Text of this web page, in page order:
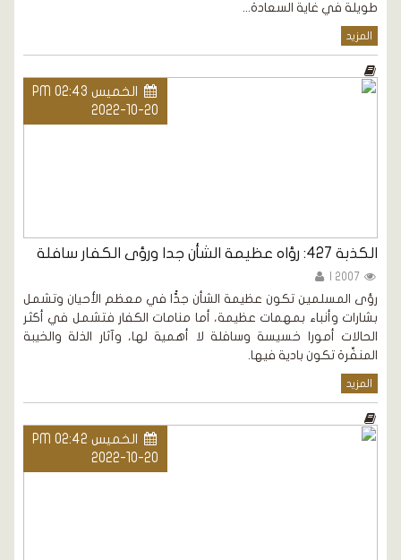
طويلة في غاية السعادة...
المزيد
الخميس PM 02:43
2022-10-20
الكذبة 427: رؤاه عظيمة الشأن جدا ورؤى الكفار سافلة
رؤى المسلمين تكون عظيمة الشأن جدًّا في معظم الأحيان وتشمل
بشارات وأنباء بمهمات عظيمة، أما منامات الكفار فتشمل في أكثر
الحالات أمورا خسيسة وسافلة لا أهمية لها، وآثار الذلة والخيبة
المنفِّرة تكون بادية فيها.
المزيد
الخميس PM 02:42
2022-10-20